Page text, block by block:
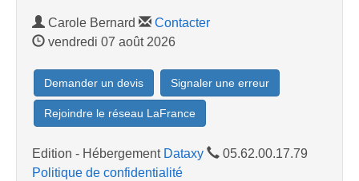
Carole Bernard
Contacter
vendredi 07 août 2026
Demander un devis Signaler une erreur
Rejoindre le réseau LaFrance
Edition - Hébergement Dataxy
05.62.00.17.79
Politique de confidentialité